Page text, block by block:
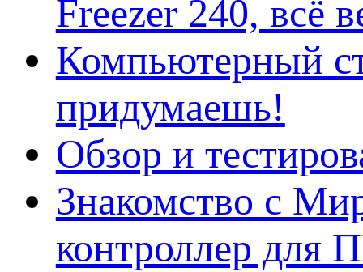
Freezer 240, всё
Компьютерный
придумаешь!
Обзор и
Знакомство с
контроллер для